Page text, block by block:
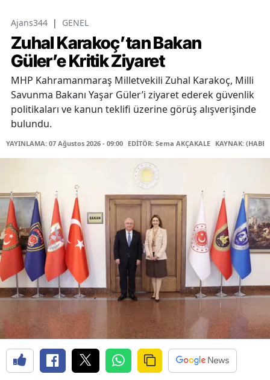
Ajans344 | GENEL
Zuhal Karakoç’tan Bakan
Güler’e Kritik Ziyaret
MHP Kahramanmaraş Milletvekili Zuhal Karakoç, Milli
Savunma Bakanı Yaşar Güler’i ziyaret ederek güvenlik
politikaları ve kanun teklifi üzerine görüş alışverişinde
bulundu.
YAYINLAMA: 07 Ağustos 2026 - 09:00 EDİTÖR: Sema AKÇAKALE KAYNAK: